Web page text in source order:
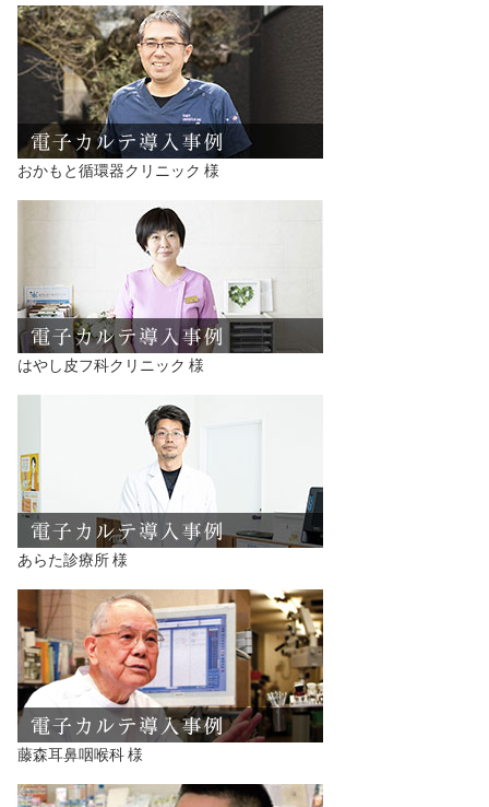
おかもと循環器クリニック 様
はやし皮フ科クリニック 様
あらた診療所 様
藤森耳鼻咽喉科 様